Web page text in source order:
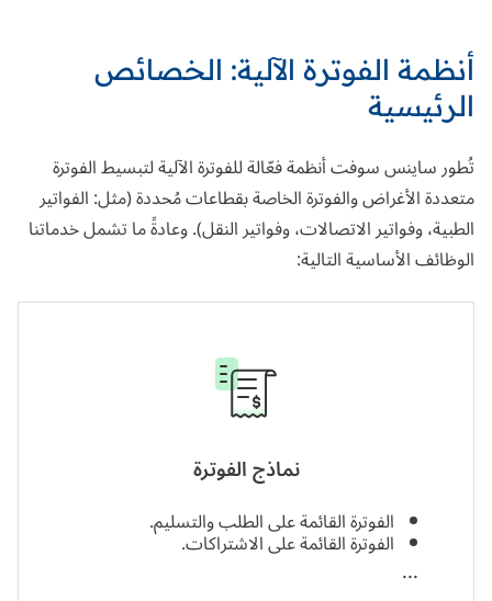
أنظمة الفوترة الآلية: الخصائص
الرئيسية
تُطور ساينس سوفت أنظمة فعّالة للفوترة الآلية لتبسيط الفوترة
متعددة الأغراض والفوترة الخاصة بقطاعات مُحددة (مثل: الفواتير
الطبية، وفواتير الاتصالات، وفواتير النقل). وعادةً ما تشمل خدماتنا
الوظائف الأساسية التالية:
نماذج الفوترة
الفوترة القائمة على الطلب والتسليم.
الفوترة القائمة على الاشتراكات.